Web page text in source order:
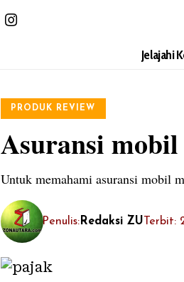
Jelajahi
PRODUK REVIEW
Asuransi
Untuk memahami asuransi mobil
Penulis: Redaksi ZU Terbit: